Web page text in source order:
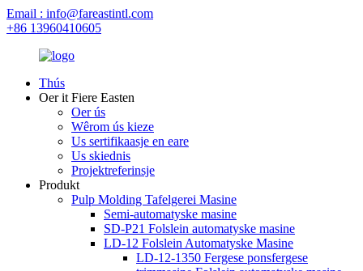
Email : info@fareastintl.com
+86 13960410605
Thús
Oer it Fiere Easten
Oer ús
Wêrom ús kieze
Us sertifikaasje en eare
Us skiednis
Projektreferinsje
Produkt
Pulp Molding Tafelgerei Masine
Semi-automatyske masine
SD-P21 Folslein automatyske masine
LD-12 Folslein Automatyske Masine
LD-12-1350 Fergese ponsfergese